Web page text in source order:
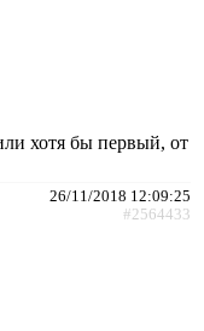
хотя бы первый, от
26/11/2018 12:09:25
#2564433